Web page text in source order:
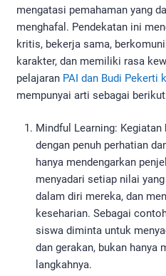
mengatasi pemahaman yang
menghafal. Pendekatan ini
kritis, bekerja sama,
karakter, dan memiliki rasa
pelajaran PAI dan Budi Pekerti
mempunyai arti sebagai
Mindful Learning:
dengan penuh perhatian
hanya mendengarkan
menyadari setiap nilai
dalam diri mereka, dan
keseharian. Sebagai
siswa diminta untuk
dan gerakan, bukan hanya
langkahnya.